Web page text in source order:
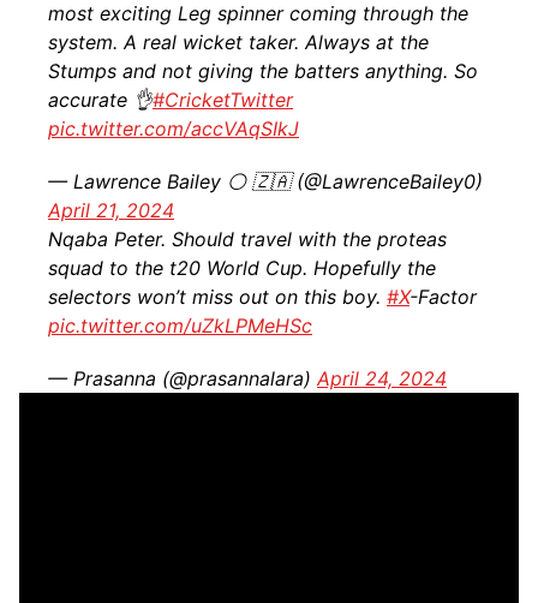
most exciting Leg spinner coming through the
system. A real wicket taker. Always at the
Stumps and not giving the batters anything. So
accurate 👌#CricketTwitter
pic.twitter.com/accVAqSIkJ
— Lawrence Bailey ⚪ 🇿🇦 (@LawrenceBailey0)
April 21, 2024
Nqaba Peter. Should travel with the proteas
squad to the t20 World Cup. Hopefully the
selectors won’t miss out on this boy. #X-Factor
pic.twitter.com/uZkLPMeHSc
— Prasanna (@prasannalara) April 24, 2024